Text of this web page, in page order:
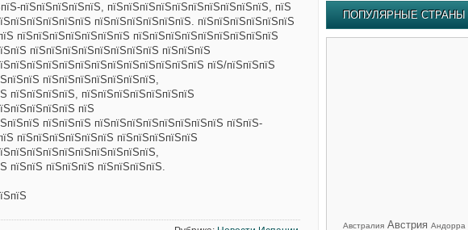
пїЅпїЅпїЅпїЅпїЅ, пїЅпїЅпїЅпїЅпїЅпїЅпїЅпїЅпїЅпїЅ, пїЅ
пїЅпїЅпїЅпїЅпїЅпїЅ. пїЅпїЅпїЅпїЅпїЅпїЅ
пїЅпїЅпїЅпїЅпїЅпїЅпїЅ пїЅпїЅпїЅпїЅпїЅпїЅпїЅпїЅпїЅ
пїЅпїЅпїЅпїЅпїЅпїЅпїЅпїЅ пїЅпїЅпїЅ
пїЅ/пїЅпїЅпїЅ
пїЅпїЅпїЅпїЅпїЅпїЅпїЅ,
пїЅпїЅпїЅпїЅ, пїЅпїЅпїЅпїЅпїЅпїЅпїЅ
пїЅ
пїЅпїЅпїЅ пїЅпїЅпїЅпїЅпїЅпїЅпїЅпїЅ пїЅпїЅ-
пїЅпїЅпїЅпїЅпїЅпїЅ пїЅпїЅпїЅпїЅпїЅ
пїЅпїЅ пїЅпїЅпїЅ пїЅпїЅпїЅпїЅ.
ПОПУЛЯРНЫЕ СТРАНЫ
Австралия Австрия Андорра